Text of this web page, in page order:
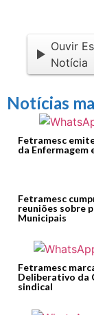
Ouvir
Notícia
Notícias
Fetramesc
da Enfermagem
Fetramesc
reuniões sobre
Municipais
Fetramesc
Deliberativo da
sindical